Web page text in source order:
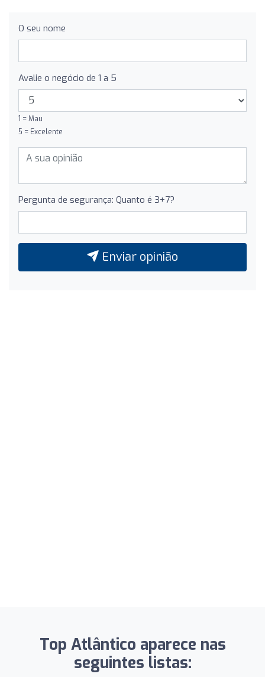
O seu nome
Avalie o negócio de 1 a 5
1 = Mau
5 = Excelente
Pergunta de segurança: Quanto é 3+7?
Enviar opinião
Top Atlântico aparece nas
seguintes listas: